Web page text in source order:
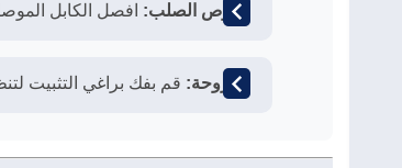
القرص الصلب: افصل الكابل
المروحة: قم بفك براغي التثبيت